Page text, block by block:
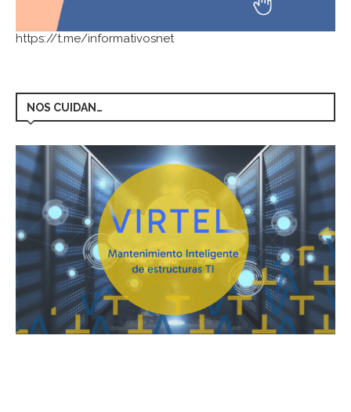
https://t.me/informativosnet
NOS CUIDAN…